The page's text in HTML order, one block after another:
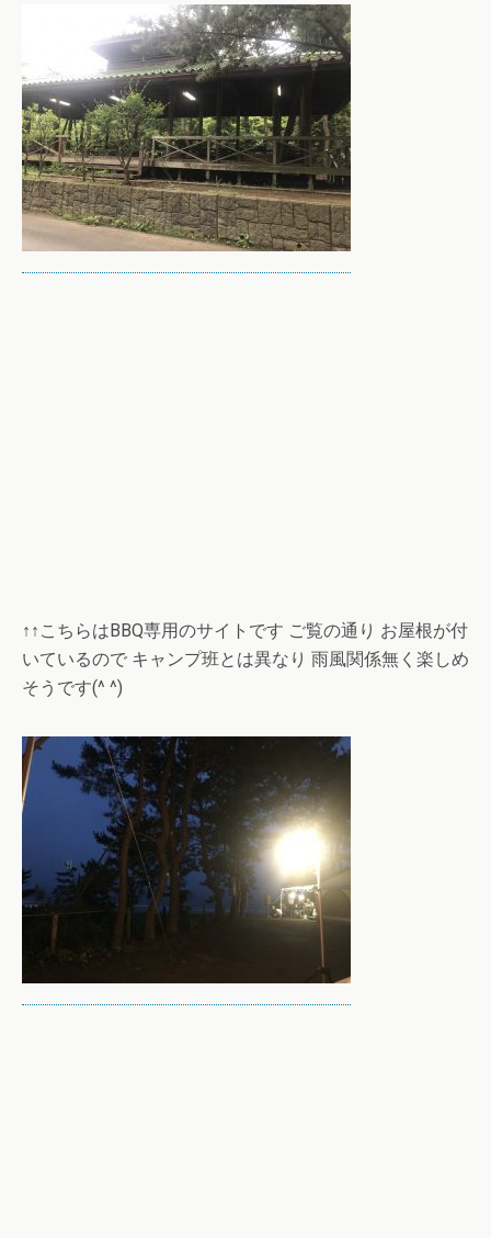
↑↑こちらはBBQ専用のサイトです ご覧の通り お屋根が付
いているので キャンプ班とは異なり 雨風関係無く楽しめ
そうです(^ ^)